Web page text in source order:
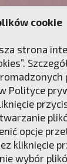
cookie
strona
Polityce
opcje
kliknięcie
wybór